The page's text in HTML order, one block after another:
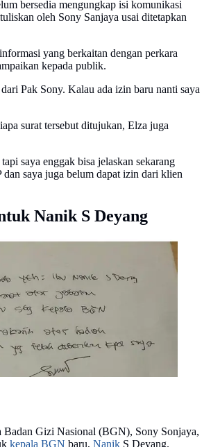
bersedia mengungkap isi komunikasi
oleh Sony Sanjaya usai ditetapkan
yang berkaitan dengan perkara
kepada publik.
Pak Sony. Kalau ada izin baru nanti saya
surat tersebut ditujukan, Elza juga
saya enggak bisa jelaskan sekarang
saya juga belum dapat izin dari klien
Nanik S Deyang
Badan Gizi Nasional (BGN),
surat untuk kepala BGN
(@sonysonjayabd)
Badan Gizi Nasional (BGN), Sony Sonjaya,
kepala BGN baru, Nanik S Deyang.